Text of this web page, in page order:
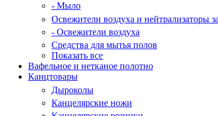
- Мыло
Освежители воздуха и нейтрализаторы
- Освежители воздуха
Средства для мытья полов
Показать все
Вафельное и нетканое полотно
Канцтовары
Дыроколы
Канцелярские ножи